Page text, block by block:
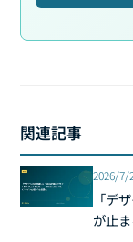
関連記事
2026/7/
「デ
が止